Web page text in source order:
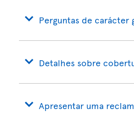
Perguntas de carácter
Detalhes sobre
Apresentar uma